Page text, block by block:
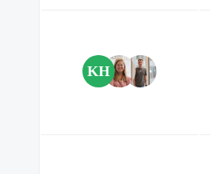
KH